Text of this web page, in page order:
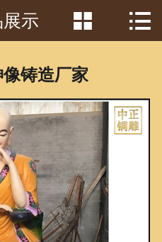
首页
产品中心
客户见证
常识问答
新闻资讯
示  
铸造厂家